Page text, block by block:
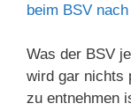
beim BSV
Was der BSV
wird gar nichts
zu entnehmen